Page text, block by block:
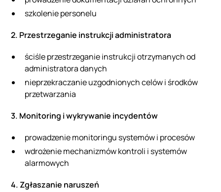
szkolenie personelu
2. Przestrzeganie instrukcji administratora
ściśle przestrzeganie instrukcji otrzymanych od
administratora danych
nieprzekraczanie uzgodnionych celów i środków
przetwarzania
3. Monitoring i wykrywanie incydentów
prowadzenie monitoringu systemów i procesów
wdrożenie mechanizmów kontroli i systemów
alarmowych
4. Zgłaszanie naruszeń